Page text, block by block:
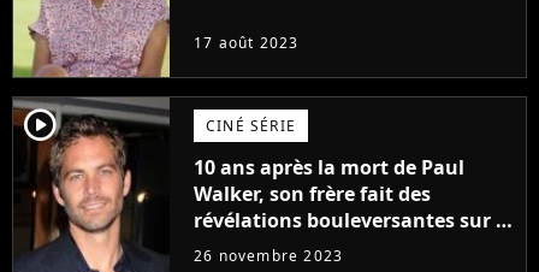
17 août 2023
player2 CINÉ SÉRIE
10 ans après la mort de Paul
Walker, son frère fait des
révélations bouleversantes sur la
réaction des acteurs de Fast and
26 novembre 2023